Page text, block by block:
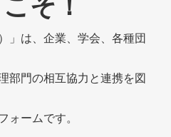
」は、企業、学会、各種団
部門の相互協力と連携を図
ォームです。